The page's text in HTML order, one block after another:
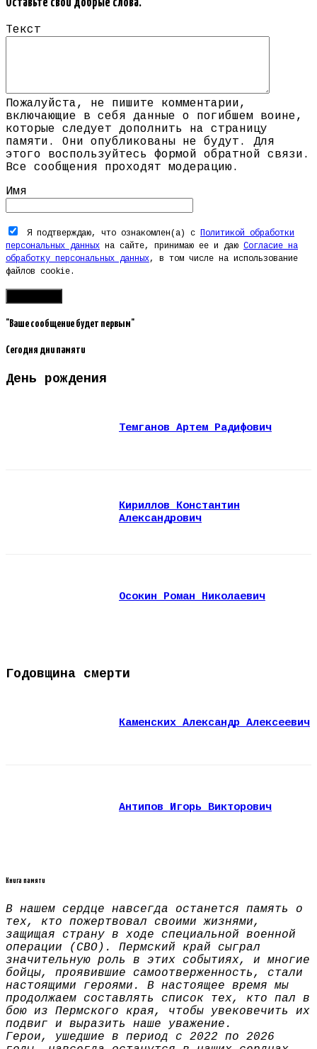
Оставьте свои добрые слова.
Текст
Пожалуйста, не пишите комментарии,
включающие в себя данные о погибшем воине,
которые следует дополнить на страницу
памяти. Они опубликованы не будут. Для
этого воспользуйтесь формой обратной связи.
Все сообщения проходят модерацию.
Имя
Я подтверждаю, что ознакомлен(а) с
Политикой обработки
персональных данных на сайте, принимаю ее и даю Согласие на
обработку персональных данных, в том числе на использование
файлов cookie.
"Ваше сообщение будет первым"
Сегодня дни памяти
День рождения
Темганов Артем Радифович
Кириллов Константин
Александрович
Осокин Роман Николаевич
Годовщина смерти
Каменских Александр Алексеевич
Антипов Игорь Викторович
Книга памяти
В нашем сердце навсегда останется память о
тех, кто пожертвовал своими жизнями,
защищая страну в ходе специальной военной
операции (СВО). Пермский край сыграл
значительную роль в этих событиях, и многие
бойцы, проявившие самоотверженность, стали
настоящими героями. В настоящее время мы
продолжаем составлять список тех, кто пал в
бою из Пермского края, чтобы увековечить их
подвиг и выразить наше уважение.
Герои, ушедшие в период с 2022 по 2026